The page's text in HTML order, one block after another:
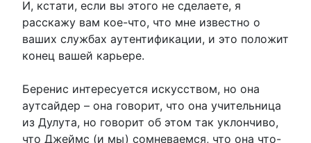
И, кстати, если вы этого не сделаете, я
расскажу вам кое-что, что мне известно о
ваших службах аутентификации, и это положит
конец вашей карьере.
Беренис интересуется искусством, но она
аутсайдер – она говорит, что она учительница
из Дулута, но говорит об этом так уклончиво,
что Джеймс (и мы) сомневаемся, что она что-